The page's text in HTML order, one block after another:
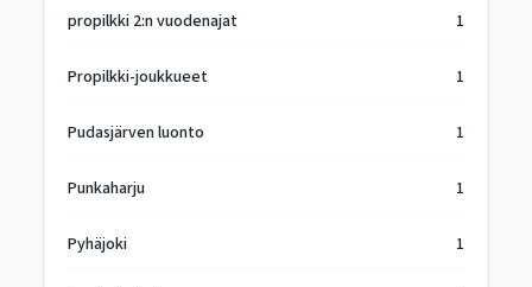
propilkki 2:n vuodenajat 1
Propilkki-joukkueet 1
Pudasjärven luonto 1
Punkaharju 1
Pyhäjoki 1